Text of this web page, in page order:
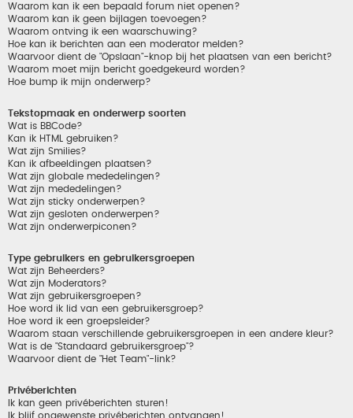
Waarom kan ik een bepaald forum niet openen?
Waarom kan ik geen bijlagen toevoegen?
Waarom ontving ik een waarschuwing?
Hoe kan ik berichten aan een moderator melden?
Waarvoor dient de "Opslaan"-knop bij het plaatsen van een bericht?
Waarom moet mijn bericht goedgekeurd worden?
Hoe bump ik mijn onderwerp?
Tekstopmaak en onderwerp soorten
Wat is BBCode?
Kan ik HTML gebruiken?
Wat zijn Smilies?
Kan ik afbeeldingen plaatsen?
Wat zijn globale mededelingen?
Wat zijn mededelingen?
Wat zijn sticky onderwerpen?
Wat zijn gesloten onderwerpen?
Wat zijn onderwerpiconen?
Type gebruikers en gebruikersgroepen
Wat zijn Beheerders?
Wat zijn Moderators?
Wat zijn gebruikersgroepen?
Hoe word ik lid van een gebruikersgroep?
Hoe word ik een groepsleider?
Waarom staan verschillende gebruikersgroepen in een andere kleur?
Wat is de "Standaard gebruikersgroep"?
Waarvoor dient de "Het Team"-link?
Privéberichten
Ik kan geen privéberichten sturen!
Ik blijf ongewenste privéberichten ontvangen!